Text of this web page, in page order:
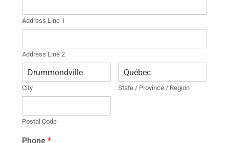
Address Line 1
Address Line 2
City State / Province / Region
Postal Code
Phone *